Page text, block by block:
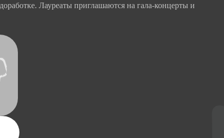
Лауреаты приглашаются на гала-концерты и